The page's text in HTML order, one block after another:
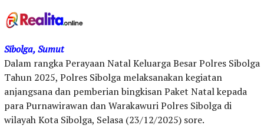
Sibolga, Sumut
Dalam rangka Perayaan Natal Keluarga Besar Polres Sibolga
Tahun 2025, Polres Sibolga melaksanakan kegiatan
anjangsana dan pemberian bingkisan Paket Natal kepada
para Purnawirawan dan Warakawuri Polres Sibolga di
wilayah Kota Sibolga, Selasa (23/12/2025) sore.